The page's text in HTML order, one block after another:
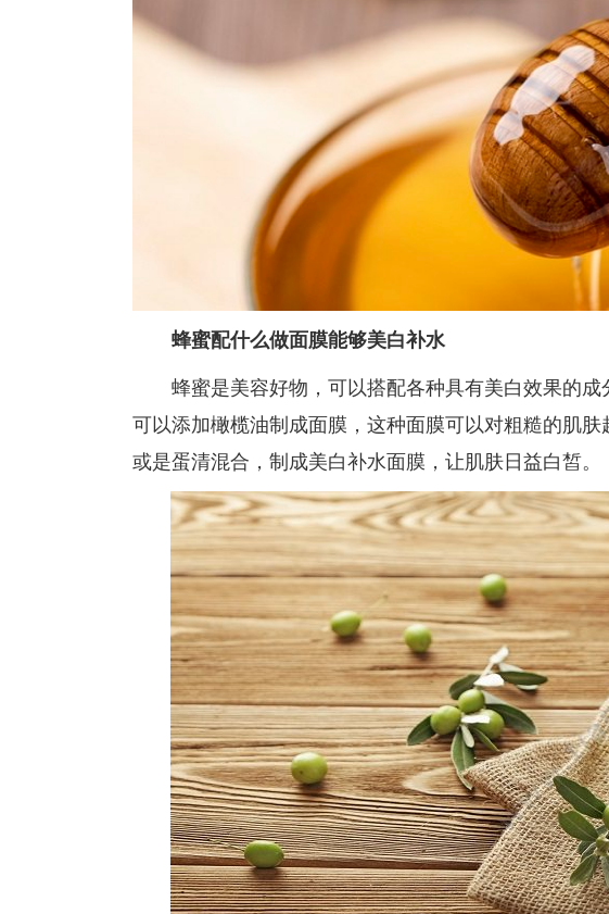
蜂蜜配什么做面膜能够美白补水
蜂蜜是美容好物，可以搭配各种具有美白效果的成
可以添加橄榄油制成面膜，这种面膜可以对粗糙的肌
或是蛋清混合，制成美白补水面膜，让肌肤日益白皙。